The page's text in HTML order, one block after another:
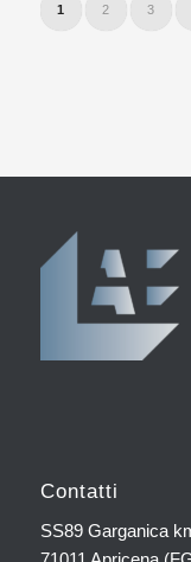
1 2 3
Contatti
SS89 Garganica